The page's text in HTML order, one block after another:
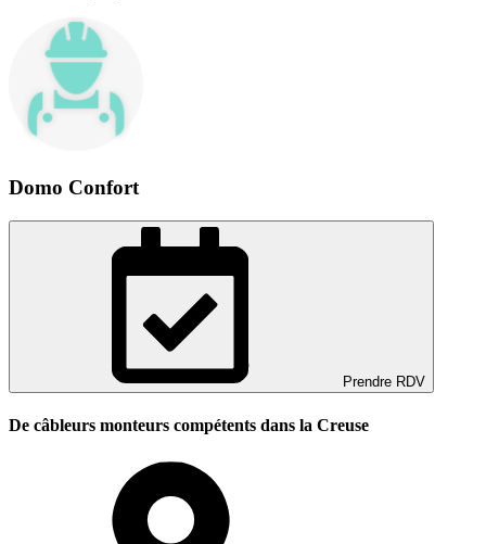
Domo Confort
Prendre RDV
De câbleurs monteurs compétents dans la Creuse